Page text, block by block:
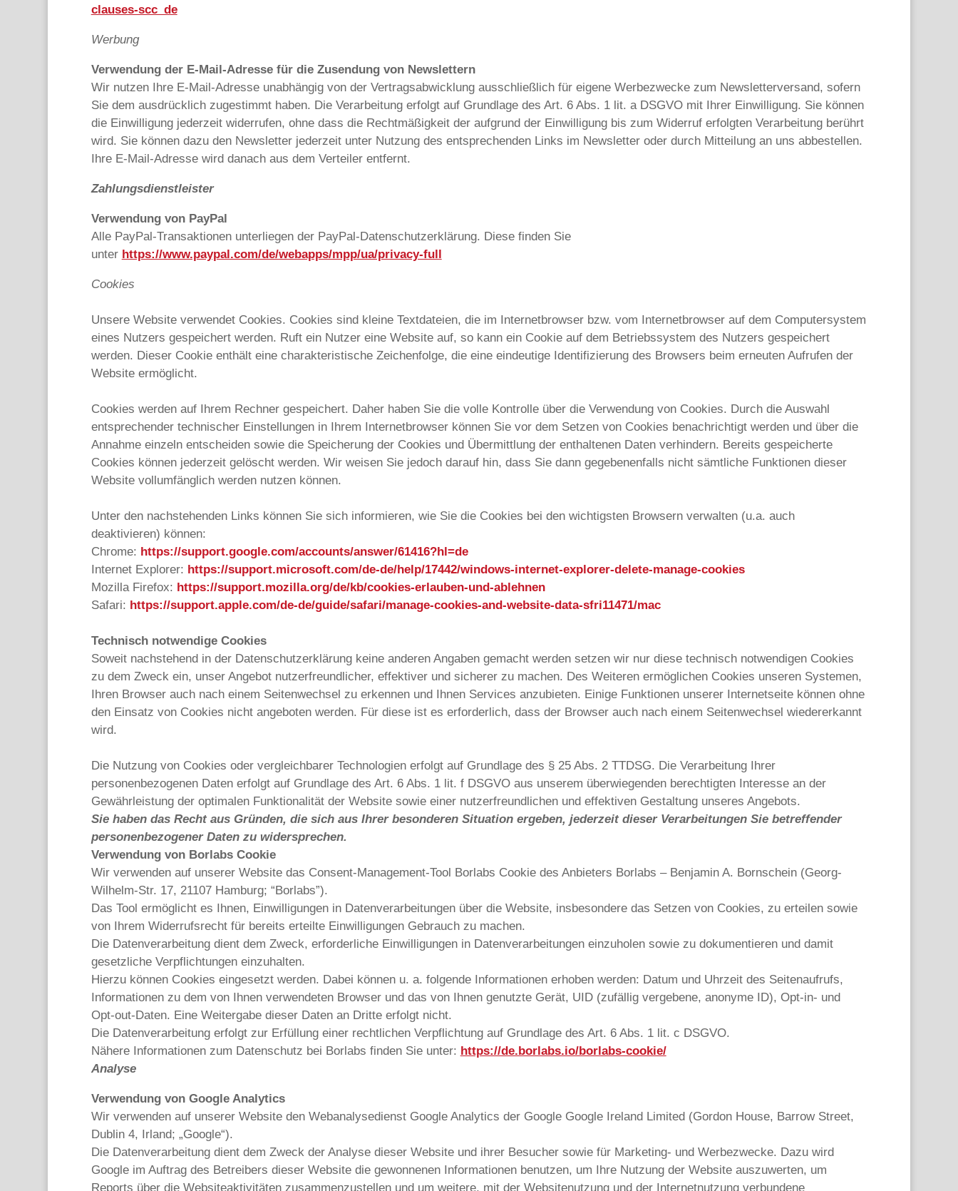
clauses-scc_de
Werbung
Verwendung der E-Mail-Adresse für die Zusendung von Newslettern
Wir nutzen Ihre E-Mail-Adresse unabhängig von der Vertragsabwicklung ausschließlich für eigene Werbezwecke zum Newsletterversand, sofern
Sie dem ausdrücklich zugestimmt haben. Die Verarbeitung erfolgt auf Grundlage des Art. 6 Abs. 1 lit. a DSGVO mit Ihrer Einwilligung. Sie können
die Einwilligung jederzeit widerrufen, ohne dass die Rechtmäßigkeit der aufgrund der Einwilligung bis zum Widerruf erfolgten Verarbeitung berührt
wird. Sie können dazu den Newsletter jederzeit unter Nutzung des entsprechenden Links im Newsletter oder durch Mitteilung an uns abbestellen.
Ihre E-Mail-Adresse wird danach aus dem Verteiler entfernt.
Zahlungsdienstleister
Verwendung von PayPal
Alle PayPal-Transaktionen unterliegen der PayPal-Datenschutzerklärung. Diese finden Sie
unter https://www.paypal.com/de/webapps/mpp/ua/privacy-full
Cookies
Unsere Website verwendet Cookies. Cookies sind kleine Textdateien, die im Internetbrowser bzw. vom Internetbrowser auf dem Computersystem
eines Nutzers gespeichert werden. Ruft ein Nutzer eine Website auf, so kann ein Cookie auf dem Betriebssystem des Nutzers gespeichert
werden. Dieser Cookie enthält eine charakteristische Zeichenfolge, die eine eindeutige Identifizierung des Browsers beim erneuten Aufrufen der
Website ermöglicht.
Cookies werden auf Ihrem Rechner gespeichert. Daher haben Sie die volle Kontrolle über die Verwendung von Cookies. Durch die Auswahl
entsprechender technischer Einstellungen in Ihrem Internetbrowser können Sie vor dem Setzen von Cookies benachrichtigt werden und über die
Annahme einzeln entscheiden sowie die Speicherung der Cookies und Übermittlung der enthaltenen Daten verhindern. Bereits gespeicherte
Cookies können jederzeit gelöscht werden. Wir weisen Sie jedoch darauf hin, dass Sie dann gegebenenfalls nicht sämtliche Funktionen dieser
Website vollumfänglich werden nutzen können.
Unter den nachstehenden Links können Sie sich informieren, wie Sie die Cookies bei den wichtigsten Browsern verwalten (u.a. auch
deaktivieren) können:
Chrome: https://support.google.com/accounts/answer/61416?hl=de
Internet Explorer: https://support.microsoft.com/de-de/help/17442/windows-internet-explorer-delete-manage-cookies
Mozilla Firefox: https://support.mozilla.org/de/kb/cookies-erlauben-und-ablehnen
Safari: https://support.apple.com/de-de/guide/safari/manage-cookies-and-website-data-sfri11471/mac
Technisch notwendige Cookies
Soweit nachstehend in der Datenschutzerklärung keine anderen Angaben gemacht werden setzen wir nur diese technisch notwendigen Cookies
zu dem Zweck ein, unser Angebot nutzerfreundlicher, effektiver und sicherer zu machen. Des Weiteren ermöglichen Cookies unseren Systemen,
Ihren Browser auch nach einem Seitenwechsel zu erkennen und Ihnen Services anzubieten. Einige Funktionen unserer Internetseite können ohne
den Einsatz von Cookies nicht angeboten werden. Für diese ist es erforderlich, dass der Browser auch nach einem Seitenwechsel wiedererkannt
wird.
Die Nutzung von Cookies oder vergleichbarer Technologien erfolgt auf Grundlage des § 25 Abs. 2 TTDSG. Die Verarbeitung Ihrer
personenbezogenen Daten erfolgt auf Grundlage des Art. 6 Abs. 1 lit. f DSGVO aus unserem überwiegenden berechtigten Interesse an der
Gewährleistung der optimalen Funktionalität der Website sowie einer nutzerfreundlichen und effektiven Gestaltung unseres Angebots.
Sie haben das Recht aus Gründen, die sich aus Ihrer besonderen Situation ergeben, jederzeit dieser Verarbeitungen Sie betreffender
personenbezogener Daten zu widersprechen.
Verwendung von Borlabs Cookie
Wir verwenden auf unserer Website das Consent-Management-Tool Borlabs Cookie des Anbieters Borlabs – Benjamin A. Bornschein (Georg-
Wilhelm-Str. 17, 21107 Hamburg; “Borlabs”).
Das Tool ermöglicht es Ihnen, Einwilligungen in Datenverarbeitungen über die Website, insbesondere das Setzen von Cookies, zu erteilen sowie
von Ihrem Widerrufsrecht für bereits erteilte Einwilligungen Gebrauch zu machen.
Die Datenverarbeitung dient dem Zweck, erforderliche Einwilligungen in Datenverarbeitungen einzuholen sowie zu dokumentieren und damit
gesetzliche Verpflichtungen einzuhalten.
Hierzu können Cookies eingesetzt werden. Dabei können u. a. folgende Informationen erhoben werden: Datum und Uhrzeit des Seitenaufrufs,
Informationen zu dem von Ihnen verwendeten Browser und das von Ihnen genutzte Gerät, UID (zufällig vergebene, anonyme ID), Opt-in- und
Opt-out-Daten. Eine Weitergabe dieser Daten an Dritte erfolgt nicht.
Die Datenverarbeitung erfolgt zur Erfüllung einer rechtlichen Verpflichtung auf Grundlage des Art. 6 Abs. 1 lit. c DSGVO.
Nähere Informationen zum Datenschutz bei Borlabs finden Sie unter: https://de.borlabs.io/borlabs-cookie/
Analyse
Verwendung von Google Analytics
Wir verwenden auf unserer Website den Webanalysedienst Google Analytics der Google Google Ireland Limited (Gordon House, Barrow Street,
Dublin 4, Irland; „Google“).
Die Datenverarbeitung dient dem Zweck der Analyse dieser Website und ihrer Besucher sowie für Marketing- und Werbezwecke. Dazu wird
Google im Auftrag des Betreibers dieser Website die gewonnenen Informationen benutzen, um Ihre Nutzung der Website auszuwerten, um
Reports über die Websiteaktivitäten zusammenzustellen und um weitere, mit der Websitenutzung und der Internetnutzung verbundene